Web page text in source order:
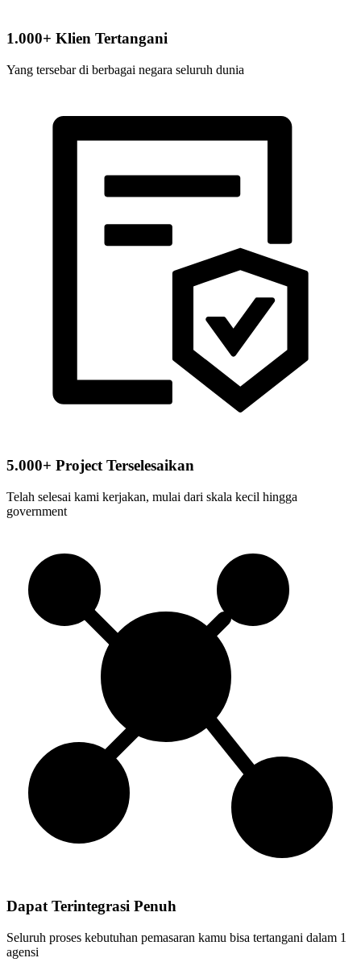
1.000+ Klien Tertangani
Yang tersebar di berbagai negara seluruh dunia
5.000+ Project Terselesaikan
Telah selesai kami kerjakan, mulai dari skala kecil hingga
government
Dapat Terintegrasi Penuh
Seluruh proses kebutuhan pemasaran kamu bisa tertangani dalam 1
agensi